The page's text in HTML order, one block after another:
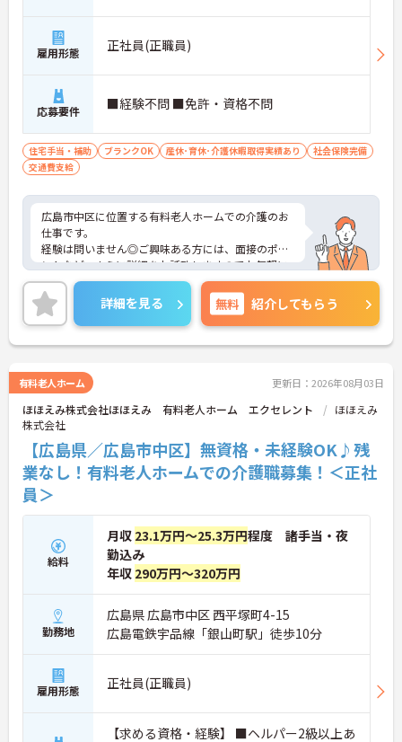
雇用形態 正社員(正職員)
応募要件 ■経験不問 ■免許・資格不問
住宅手当・補助 ブランクOK 産休･育休･介護休暇取得実績あり
社会保険完備
交通費支給
広島市中区に位置する有料老人ホームでの介護のお
仕事です。
経験は問いません◎ご興味ある方には、面接のポイ
ントなど、さらに詳細をお話致しますのでお気軽に
ご相談ください。
詳細を見る 無料 紹介してもらう
有料老人ホーム 更新日：2026年08月03日
ほほえみ株式会社ほほえみ 有料老人ホーム エクセレント
ほほえみ
株式会社
【広島県／広島市中区】無資格・未経験OK♪残
業なし！有料老人ホームでの介護職募集！＜正社
員＞
給料
月収 23.1万円～25.3万円程度 諸手当・夜
勤込み
年収 290万円～320万円
勤務地
広島県 広島市中区 西平塚町4-15
広島電鉄宇品線「銀山町駅」徒歩10分
雇用形態 正社員(正職員)
【求める資格・経験】 ■ヘルパー2級以上あ